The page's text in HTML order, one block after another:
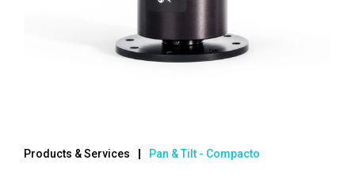
Products & Services Pan & Tilt - Compacto